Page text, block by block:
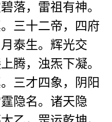
落，雷祖有神。
三十二帝，四府
泰生。辉光交
腾，浊炁下凝。
三才四象，阴阳
隐名。诸天隐